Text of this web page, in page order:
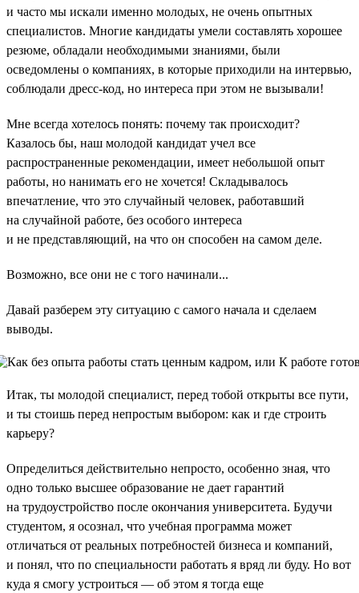
и часто мы искали именно молодых, не очень опытных
специалистов. Многие кандидаты умели составлять хорошее
резюме, обладали необходимыми знаниями, были
осведомлены о компаниях, в которые приходили на интервью,
соблюдали дресс-код, но интереса при этом не вызывали!
Мне всегда хотелось понять: почему так происходит?
Казалось бы, наш молодой кандидат учел все
распространенные рекомендации, имеет небольшой опыт
работы, но нанимать его не хочется! Складывалось
впечатление, что это случайный человек, работавший
на случайной работе, без особого интереса
и не представляющий, на что он способен на самом деле.
Возможно, все они не с того начинали...
Давай разберем эту ситуацию с самого начала и сделаем
выводы.
Итак, ты молодой специалист, перед тобой открыты все пути,
и ты стоишь перед непростым выбором: как и где строить
карьеру?
Определиться действительно непросто, особенно зная, что
одно только высшее образование не дает гарантий
на трудоустройство после окончания университета. Будучи
студентом, я осознал, что учебная программа может
отличаться от реальных потребностей бизнеса и компаний,
и понял, что по специальности работать я вряд ли буду. Но вот
куда я смогу устроиться — об этом я тогда еще